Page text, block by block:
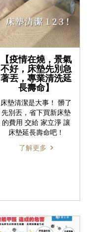
【疫情在燒，景氣
不好，床墊先別急
著丟，專業清洗延
長壽命】
床墊清潔是大事！ 髒了
先別丟，省下買新床墊
的費用 交給 家立淨 讓
床墊延長壽命吧！
了解更多